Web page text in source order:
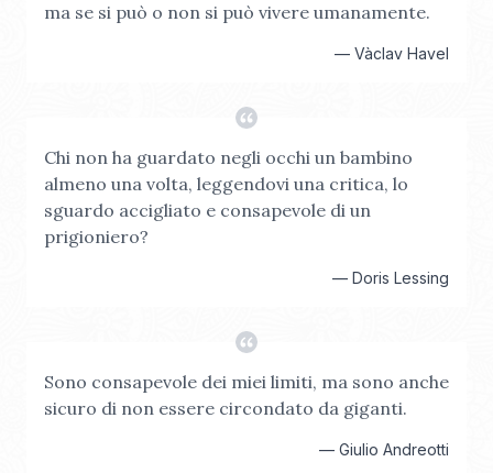
ma se si può o non si può vivere umanamente.
— Vàclav Havel
Chi non ha guardato negli occhi un bambino
almeno una volta, leggendovi una critica, lo
sguardo accigliato e consapevole di un
prigioniero?
— Doris Lessing
Sono consapevole dei miei limiti, ma sono anche
sicuro di non essere circondato da giganti.
— Giulio Andreotti